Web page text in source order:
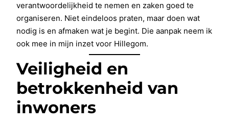
verantwoordelijkheid te nemen en zaken goed te
organiseren. Niet eindeloos praten, maar doen wat
nodig is en afmaken wat je begint. Die aanpak neem ik
ook mee in mijn inzet voor Hillegom.
Veiligheid en
betrokkenheid van
inwoners